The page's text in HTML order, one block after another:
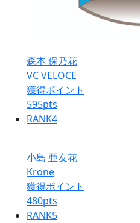
森本 保乃花
VC VELOCE
獲得ポイント
595pts
RANK4
小島 亜友花
Krone
獲得ポイント
480pts
RANK5